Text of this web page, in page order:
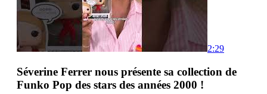
2:29
Séverine Ferrer nous présente sa collection de
Funko Pop des stars des années 2000 !